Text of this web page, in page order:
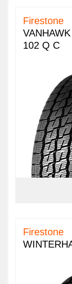
Firestone
102 Q C
Firestone